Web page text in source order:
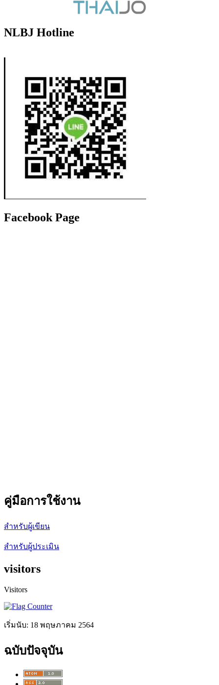
NLBJ Hotline
Facebook Page
คู่มือการใช้งาน
สำหรับผู้เขียน
สำหรับผู้ประเมิน
visitors
Visitors
เริ่มนับ: 18 พฤษภาคม 2564
ฉบับปัจจุบัน